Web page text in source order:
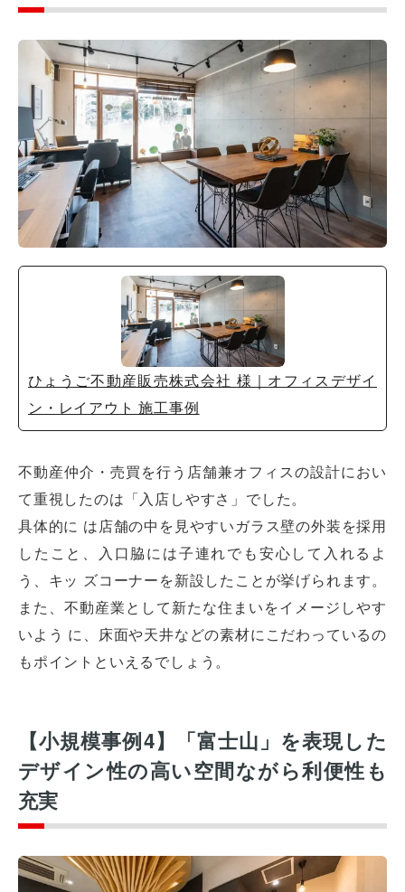
ひょうご不動産販売株式会社 様｜オフィスデザイ
ン・レイアウト 施工事例
不動産仲介・売買を行う店舗兼オフィスの設計におい
て重視したのは「入店しやすさ」でした。
具体的に は店舗の中を見やすいガラス壁の外装を採用
したこと、入口脇には子連れでも安心して入れるよ
う、キッ ズコーナーを新設したことが挙げられます。
また、不動産業として新たな住まいをイメージしやす
いよう に、床面や天井などの素材にこだわっているの
もポイントといえるでしょう。
【小規模事例4】「富士山」を表現した
デザイン性の高い空間ながら利便性も
充実
オフィスレイアウト、移転・納期
や
予算の相談、見積依頼など
お気軽にご相談ください！
お問合せ・見積依頼をする